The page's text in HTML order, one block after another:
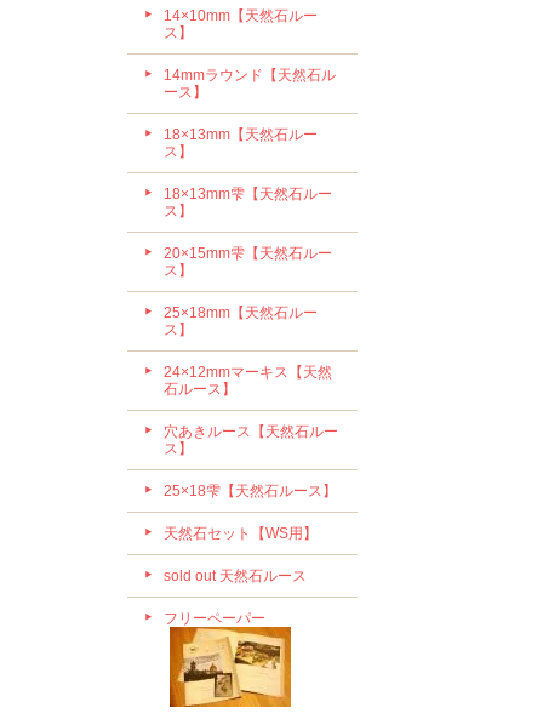
14×10mm【天然石ルー
ス】
14mmラウンド【天然石ル
ース】
18×13mm【天然石ルー
ス】
18×13mm雫【天然石ルー
ス】
20×15mm雫【天然石ルー
ス】
25×18mm【天然石ルー
ス】
24×12mmマーキス【天然
石ルース】
穴あきルース【天然石ルー
ス】
25×18雫【天然石ルース】
天然石セット【WS用】
sold out 天然石ルース
フリーペーパー